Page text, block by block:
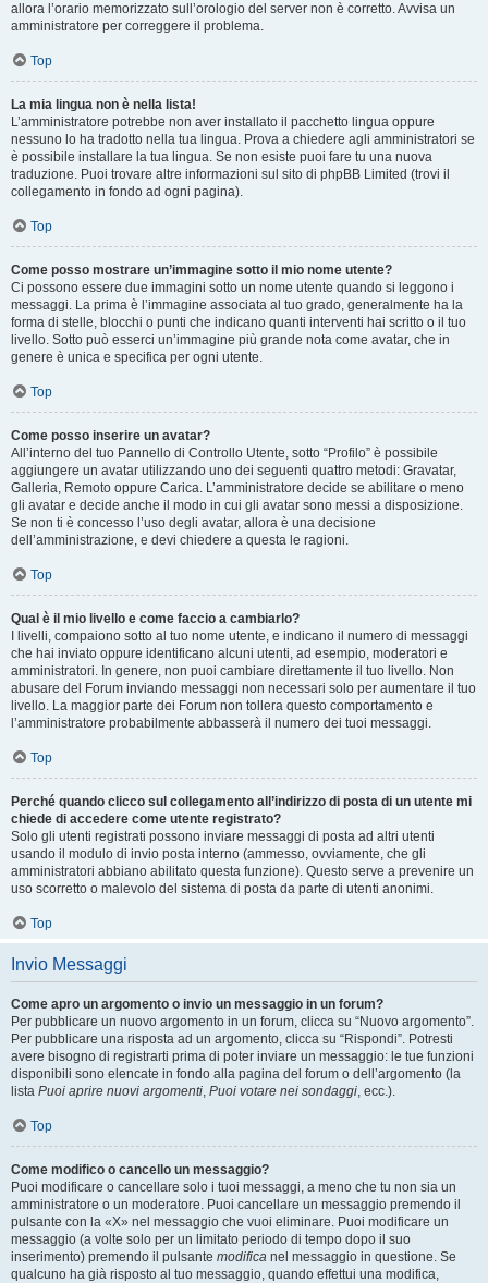
allora l’orario memorizzato sull’orologio del server non è corretto. Avvisa un
amministratore per correggere il problema.
Top
La mia lingua non è nella lista!
L’amministratore potrebbe non aver installato il pacchetto lingua oppure
nessuno lo ha tradotto nella tua lingua. Prova a chiedere agli amministratori se
è possibile installare la tua lingua. Se non esiste puoi fare tu una nuova
traduzione. Puoi trovare altre informazioni sul sito di phpBB Limited (trovi il
collegamento in fondo ad ogni pagina).
Top
Come posso mostrare un’immagine sotto il mio nome utente?
Ci possono essere due immagini sotto un nome utente quando si leggono i
messaggi. La prima è l’immagine associata al tuo grado, generalmente ha la
forma di stelle, blocchi o punti che indicano quanti interventi hai scritto o il tuo
livello. Sotto può esserci un’immagine più grande nota come avatar, che in
genere è unica e specifica per ogni utente.
Top
Come posso inserire un avatar?
All’interno del tuo Pannello di Controllo Utente, sotto “Profilo” è possibile
aggiungere un avatar utilizzando uno dei seguenti quattro metodi: Gravatar,
Galleria, Remoto oppure Carica. L’amministratore decide se abilitare o meno
gli avatar e decide anche il modo in cui gli avatar sono messi a disposizione.
Se non ti è concesso l’uso degli avatar, allora è una decisione
dell’amministrazione, e devi chiedere a questa le ragioni.
Top
Qual è il mio livello e come faccio a cambiarlo?
I livelli, compaiono sotto al tuo nome utente, e indicano il numero di messaggi
che hai inviato oppure identificano alcuni utenti, ad esempio, moderatori e
amministratori. In genere, non puoi cambiare direttamente il tuo livello. Non
abusare del Forum inviando messaggi non necessari solo per aumentare il tuo
livello. La maggior parte dei Forum non tollera questo comportamento e
l’amministratore probabilmente abbasserà il numero dei tuoi messaggi.
Top
Perché quando clicco sul collegamento all’indirizzo di posta di un utente mi
chiede di accedere come utente registrato?
Solo gli utenti registrati possono inviare messaggi di posta ad altri utenti
usando il modulo di invio posta interno (ammesso, ovviamente, che gli
amministratori abbiano abilitato questa funzione). Questo serve a prevenire un
uso scorretto o malevolo del sistema di posta da parte di utenti anonimi.
Top
Invio Messaggi
Come apro un argomento o invio un messaggio in un forum?
Per pubblicare un nuovo argomento in un forum, clicca su “Nuovo argomento”.
Per pubblicare una risposta ad un argomento, clicca su “Rispondi”. Potresti
avere bisogno di registrarti prima di poter inviare un messaggio: le tue funzioni
disponibili sono elencate in fondo alla pagina del forum o dell’argomento (la
lista Puoi aprire nuovi argomenti, Puoi votare nei sondaggi, ecc.).
Top
Come modifico o cancello un messaggio?
Puoi modificare o cancellare solo i tuoi messaggi, a meno che tu non sia un
amministratore o un moderatore. Puoi cancellare un messaggio premendo il
pulsante con la «X» nel messaggio che vuoi eliminare. Puoi modificare un
messaggio (a volte solo per un limitato periodo di tempo dopo il suo
inserimento) premendo il pulsante modifica nel messaggio in questione. Se
qualcuno ha già risposto al tuo messaggio, quando effettui una modifica,